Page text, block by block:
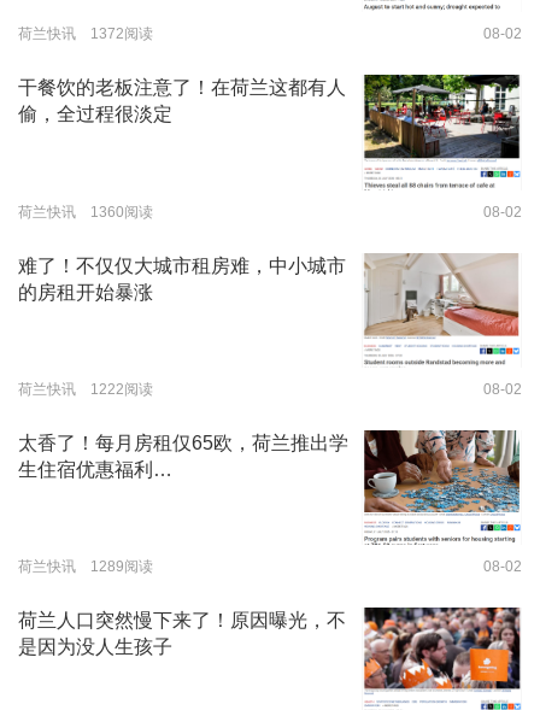
荷兰快讯 1372阅读 08-02
干餐饮的老板注意了！在荷兰这都有人
偷，全过程很淡定
荷兰快讯 1360阅读 08-02
难了！不仅仅大城市租房难，中小城市
的房租开始暴涨
荷兰快讯 1222阅读 08-02
太香了！每月房租仅65欧，荷兰推出学
生住宿优惠福利…
荷兰快讯 1289阅读 08-02
荷兰人口突然慢下来了！原因曝光，不
是因为没人生孩子